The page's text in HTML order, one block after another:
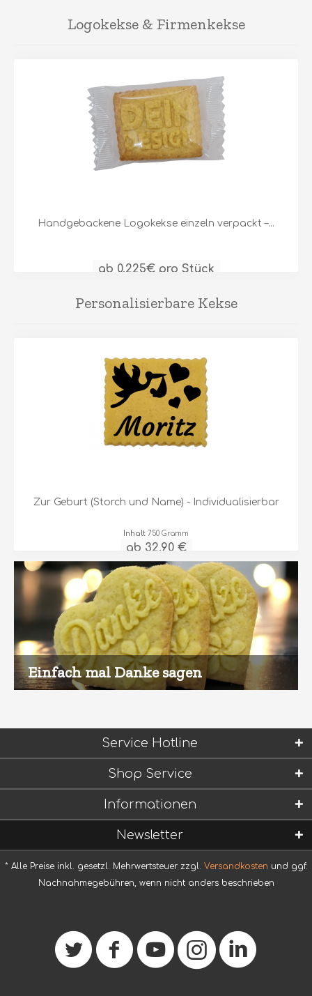
Logokekse & Firmenkekse
Handgebackene Logokekse einzeln verpackt –...
ab 0,225€ pro Stück
Personalisierbare Kekse
Zur Geburt (Storch und Name) - Individualisierbar
Inhalt 750 Gramm
ab 32,90 €
Einfach mal Danke sagen
Service Hotline
Shop Service
Informationen
Newsletter
* Alle Preise inkl. gesetzl. Mehrwertsteuer zzgl. Versandkosten und ggf.
Nachnahmegebühren, wenn nicht anders beschrieben